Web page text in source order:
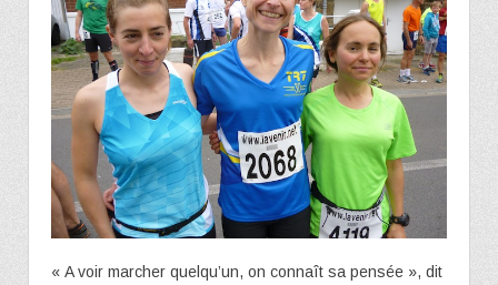
« A voir marcher quelqu’un, on connaît sa pensée », dit